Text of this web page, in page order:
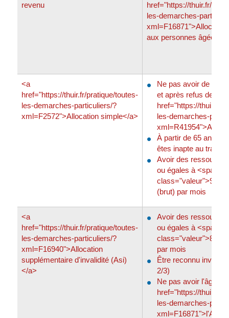
revenu
href="https://thuir.fr/
les-demarches-
aux personnes âgées
<a
href="https://thuir.fr/pratique/toutes-
les-demarches-particuliers/?
xml=F2572">Allocation simple</a>
Ne pas avoir de
et après refus de l'<a
href="https://thuir.fr/
les-demarches-
À partir de 65 ans
êtes inapte au travail)
Avoir des
ou égales à <span
(brut) par mois
<a
href="https://thuir.fr/pratique/toutes-
les-demarches-particuliers/?
xml=F16940">Allocation
supplémentaire d'invalidité (Asi)
</a>
Avoir des
ou égales à <span
par mois
Être reconnu
2/3)
Ne pas avoir l'âge
href="https://thuir.fr/
les-demarches-
xml=F16871">l'Aspa